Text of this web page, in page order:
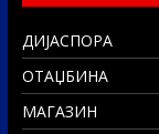
ДИЈАСПОРА
ОТАЏБИНА
МАГАЗИН